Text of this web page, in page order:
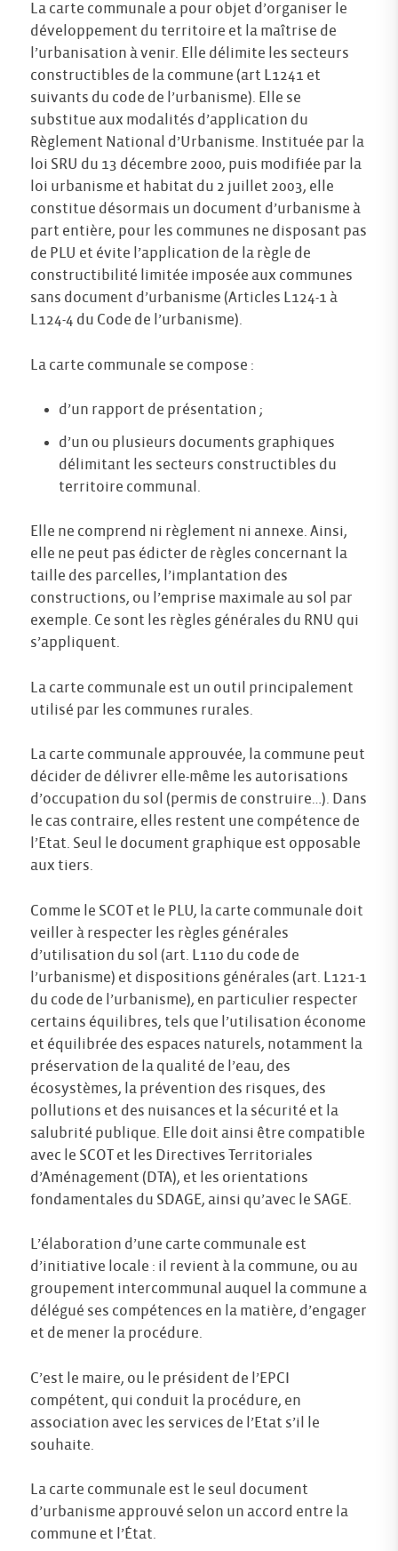
La carte communale a pour objet d’organiser le
développement du territoire et la maîtrise de
l’urbanisation à venir. Elle délimite les secteurs
constructibles de la commune (art L1241 et
suivants du code de l’urbanisme). Elle se
substitue aux modalités d’application du
Règlement National d’Urbanisme. Instituée par la
loi SRU du 13 décembre 2000, puis modifiée par la
loi urbanisme et habitat du 2 juillet 2003, elle
constitue désormais un document d’urbanisme à
part entière, pour les communes ne disposant pas
de PLU et évite l’application de la règle de
constructibilité limitée imposée aux communes
sans document d’urbanisme (Articles L124-1 à
L124-4 du Code de l’urbanisme).
La carte communale se compose :
d’un rapport de présentation ;
d’un ou plusieurs documents graphiques
délimitant les secteurs constructibles du
territoire communal.
Elle ne comprend ni règlement ni annexe. Ainsi,
elle ne peut pas édicter de règles concernant la
taille des parcelles, l’implantation des
constructions, ou l’emprise maximale au sol par
exemple. Ce sont les règles générales du RNU qui
s’appliquent.
La carte communale est un outil principalement
utilisé par les communes rurales.
La carte communale approuvée, la commune peut
décider de délivrer elle-même les autorisations
d’occupation du sol (permis de construire…). Dans
le cas contraire, elles restent une compétence de
l’Etat. Seul le document graphique est opposable
aux tiers.
Comme le SCOT et le PLU, la carte communale doit
veiller à respecter les règles générales
d’utilisation du sol (art. L110 du code de
l’urbanisme) et dispositions générales (art. L121-1
du code de l’urbanisme), en particulier respecter
certains équilibres, tels que l’utilisation économe
et équilibrée des espaces naturels, notamment la
préservation de la qualité de l’eau, des
écosystèmes, la prévention des risques, des
pollutions et des nuisances et la sécurité et la
salubrité publique. Elle doit ainsi être compatible
avec le SCOT et les Directives Territoriales
d’Aménagement (DTA), et les orientations
fondamentales du SDAGE, ainsi qu’avec le SAGE.
L’élaboration d’une carte communale est
d’initiative locale : il revient à la commune, ou au
groupement intercommunal auquel la commune a
délégué ses compétences en la matière, d’engager
et de mener la procédure.
C’est le maire, ou le président de l’EPCI
compétent, qui conduit la procédure, en
association avec les services de l’Etat s’il le
souhaite.
La carte communale est le seul document
d’urbanisme approuvé selon un accord entre la
commune et l’État.